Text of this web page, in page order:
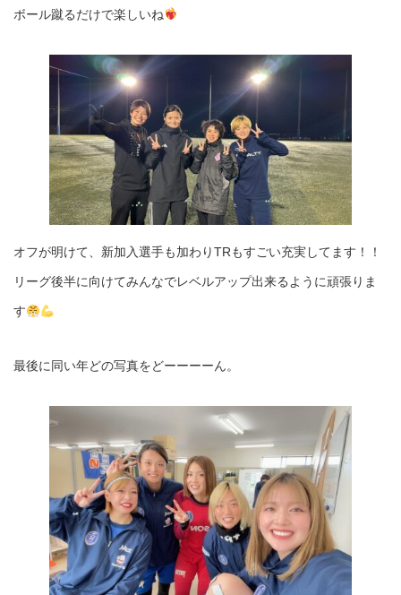
ボール蹴るだけで楽しいね
オフが明けて、新加入選手も加わりTRもすごい充実してます！！
リーグ後半に向けてみんなでレベルアップ出来るように頑張りま
す
最後に同い年どの写真をどーーーーん。